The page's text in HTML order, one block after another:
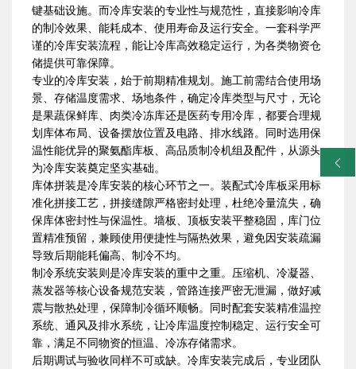
键基础设施。而冷库安装的专业性与规范性，直接影响冷库
的制冷效果、能耗成本、使用寿命及运行安全。一套科学严
谨的冷库安装流程，能让冷库高效稳定运行，为各类物资仓
储提供可靠保障。
专业的冷库安装，始于前期精准规划。施工前需结合使用场
景、存储温度需求、场地条件，确定冷库类型与尺寸，无论
是果蔬保鲜库、肉类冷冻库还是医药专用冷库，都要合理规
划库体布局、设备摆放位置及电路、排水线路。同时选用保
温性能优异的聚氨酯库板、高品质制冷机组及配件，从源头
为冷库安装奠定坚实基础。
库体拼装是冷库安装的核心环节之一。装配式冷库板采用标
准化拼接工艺，拼接缝隙严格密封处理，杜绝冷量流失，确
保库体密封性与保温性。墙板、顶板安装平整稳固，库门位
置精准预留，兼顾使用便捷性与隔热效果，避免因安装疏漏
导致后期能耗偏高、制冷不均。
制冷系统安装则是冷库安装的重中之重。压缩机、冷凝器、
蒸发器等核心设备规范安装，管路连接严密无泄漏，做好减
震与散热处理，保障制冷循环顺畅。同时配套安装精准温控
系统、通风及排水系统，让冷库温度控制稳定、运行安全可
靠，满足不同物资的恒温、冷冻存储需求。
后期调试与验收同样不可或缺。冷库安装完成后，专业团队
󰀓